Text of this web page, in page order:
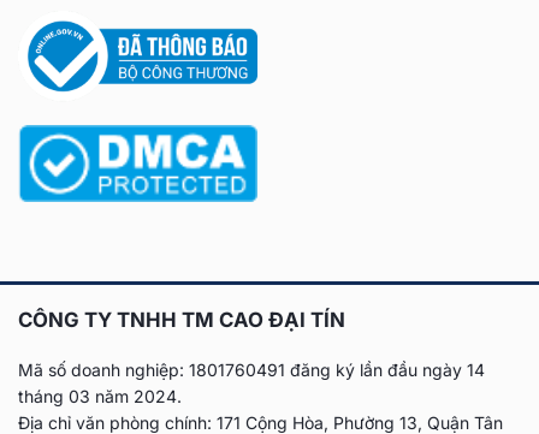
CÔNG TY TNHH TM CAO ĐẠI TÍN
Mã số doanh nghiệp: 1801760491 đăng ký lần đầu ngày 14
tháng 03 năm 2024.
Địa chỉ văn phòng chính: 171 Cộng Hòa, Phường 13, Quận Tân